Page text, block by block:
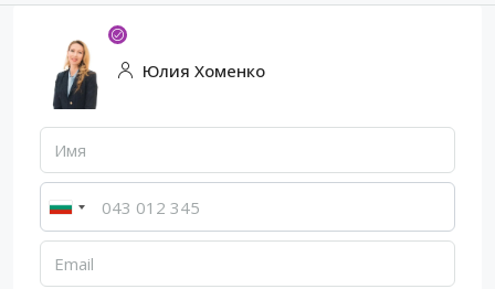
Юлия Хоменко